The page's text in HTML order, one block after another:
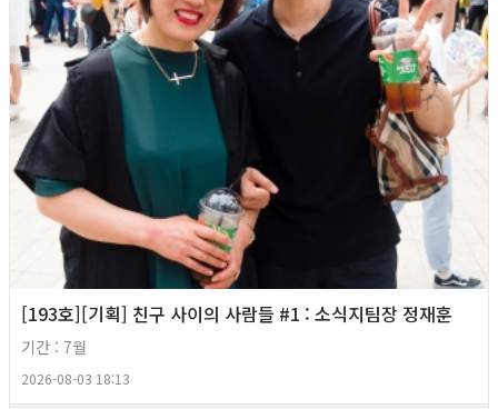
[193호][기획] 친구 사이의 사람들 #1 : 소식지팀장 정재훈
기간 : 7월
2026-08-03 18:13